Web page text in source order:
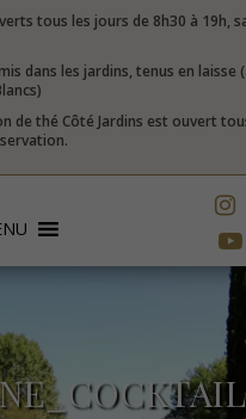
tous les jours de 8h30 à 19h,
dans les jardins, tenus en laisse
de thé Côté Jardins est ouvert